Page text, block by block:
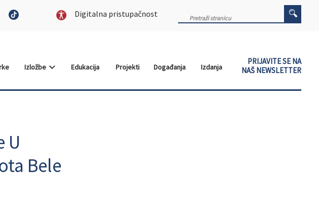
Digitalna pristupačnost
Izložbe Edukacija Projekti Događanja Izdanja
PRIJAVITE SE NA
NAŠ NEWSLETTER
U
Bele